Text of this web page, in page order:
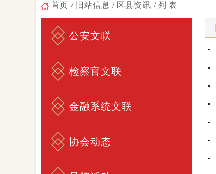
首页 / 旧站信息 / 区县资讯 /列表
公安文联
检察官文联
金融系统文联
协会动态